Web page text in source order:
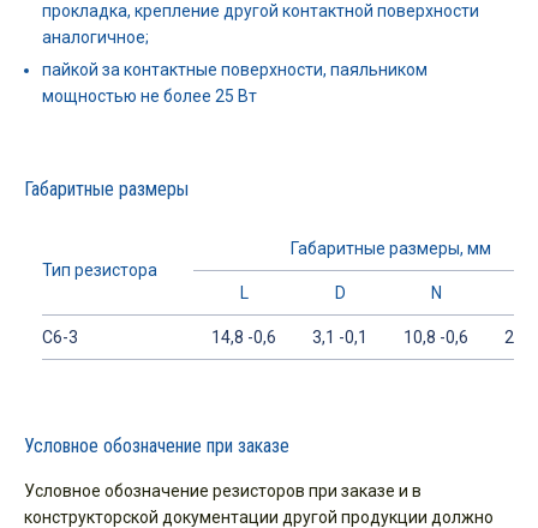
прокладка, крепление другой контактной поверхности
аналогичное;
пайкой за контактные поверхности, паяльником
мощностью не более 25 Вт
Габаритные размеры
Тип резистора
Габаритные размеры, мм
L D N
C6-3 14,8 -0,6 3,1 -0,1 10,8 -0,6
Условное обозначение при заказе
Условное обозначение резисторов при заказе и в
конструкторской документации другой продукции должно